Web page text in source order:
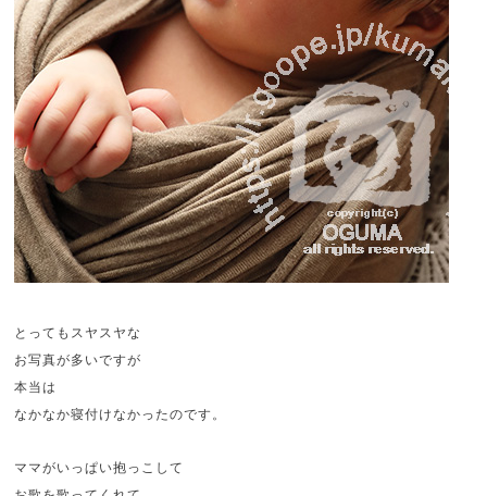
とってもスヤスヤな
お写真が多いですが
本当は
なかなか寝付けなかったのです。
ママがいっぱい抱っこして